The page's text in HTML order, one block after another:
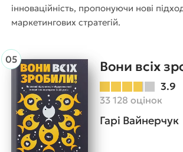
інноваційність, пропонуючи нові
маркетингових стратегій.
Вони всіх
3.9
33 128 оцінок
Гарі Вайнерчук